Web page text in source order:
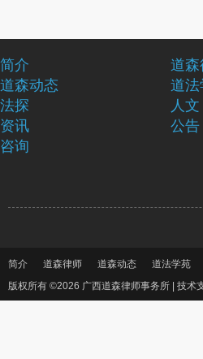
简介
道森
道森动态
道法
法探
人文
资讯
公告
咨询
简介 道森律师 道森动态 道法学苑
版权所有 ©2026 广西道森律师事务所 | 技术